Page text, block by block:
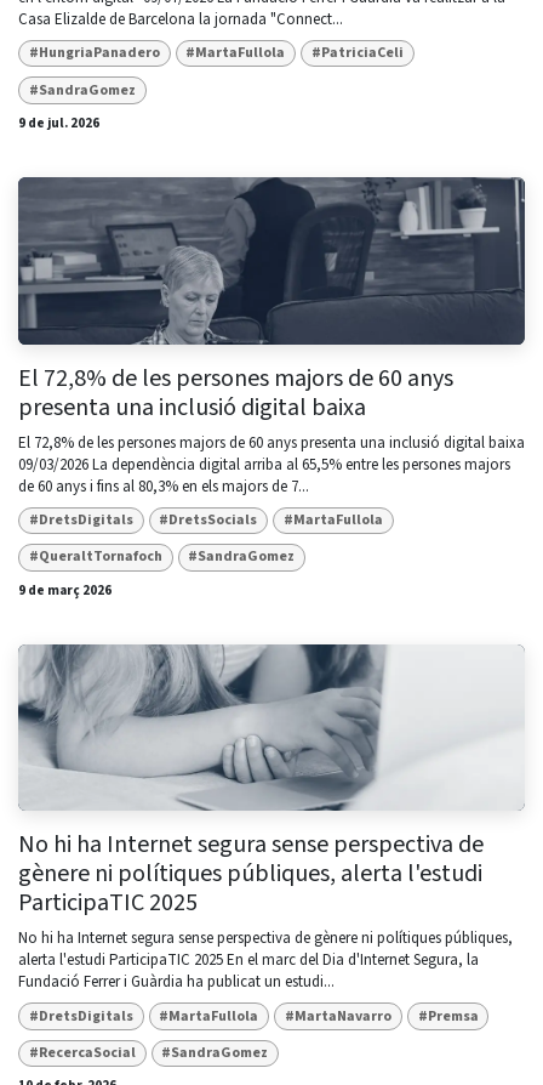
Casa Elizalde de Barcelona la jornada "Connect...
#HungriaPanadero #MartaFullola
#PatriciaCeli
#SandraGomez
9 de jul. 2026
El 72,8% de les persones majors de 60 anys
presenta una inclusió digital baixa
El 72,8% de les persones majors de 60 anys presenta una inclusió digital baixa
09/03/2026 La dependència digital arriba al 65,5% entre les persones majors
de 60 anys i fins al 80,3% en els majors de 7...
#DretsDigitals #DretsSocials
#MartaFullola
#QueraltTornafoch
#SandraGomez
9 de març 2026
No hi ha Internet segura sense perspectiva de
gènere ni polítiques públiques, alerta l'estudi
ParticipaTIC 2025
No hi ha Internet segura sense perspectiva de gènere ni polítiques públiques,
alerta l'estudi ParticipaTIC 2025 En el marc del Dia d'Internet Segura, la
Fundació Ferrer i Guàrdia ha publicat un estudi...
#DretsDigitals #MartaFullola #MartaNavarro
#Premsa
#RecercaSocial
#SandraGomez